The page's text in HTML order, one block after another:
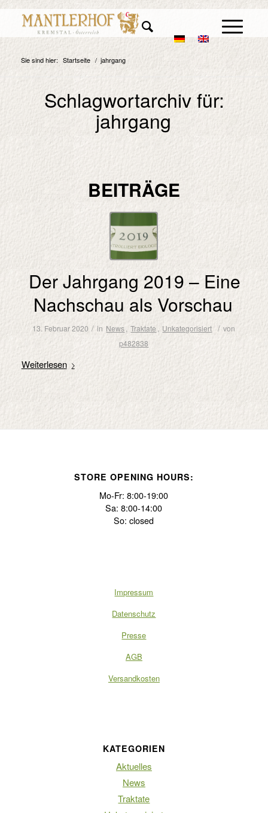
Sie sind hier: Startseite / jahrgang
Schlagwortarchiv für:
jahrgang
BEITRÄGE
Der Jahrgang 2019 – Eine
Nachschau als Vorschau
13. Februar 2020 / in News, Traktate, Unkategorisiert / von
p482838
Weiterlesen
STORE OPENING HOURS:
Mo-Fr: 8:00-19:00
Sa: 8:00-14:00
So: closed
Impressum
Datenschutz
Presse
AGB
Versandkosten
KATEGORIEN
Aktuelles
News
Traktate